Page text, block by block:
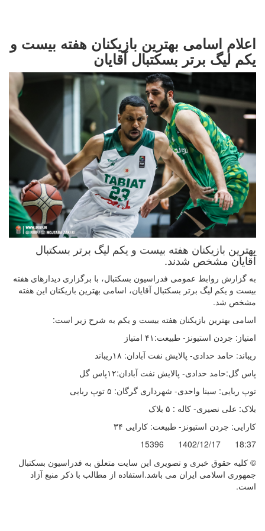
اعلام اسامی بهترین بازیکنان هفته بیست و
یکم لیگ برتر بسکتبال آقایان
بهترین بازیکنان هفته بیست و یکم لیگ برتر بسکتبال
آقایان مشخص شدند.
به گزارش روابط عمومی فدراسیون بسکتبال، با برگزاری دیدارهای هفته
بیست و یکم لیگ برتر بسکتبال آقایان، اسامی بهترین بازیکنان این هفته
مشخص شد.
اسامی بهترین بازیکنان هفته بیست و یکم به شرح زیر است:
امتیاز: جردن استیونز- طبیعت:۴۱ امتیاز
ریباند: حامد حدادی- پالایش نفت آبادان: ۱۸ریباند
پاس گل:حامد حدادی- پالایش نفت آبادان:۱۲پاس گل
توپ ربایی: سینا واحدی- شهرداری گرگان: ۵ توپ ربایی
بلاک: علی نصیری- کاله : ۵ بلاک
کارایی: جردن استیونز- طبیعت: کارایی ۳۴
18:37
1402/12/17
15396
© کليه حقوق خبری و تصويری اين سايت متعلق به فدراسیون بسکتبال
جمهوری اسلامی ایران می باشد.استفاده از مطالب با ذكر منبع آزاد
است.